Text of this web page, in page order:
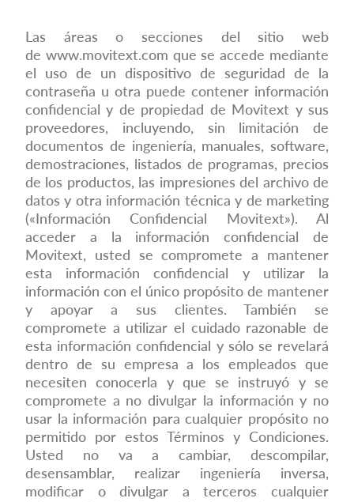
Las áreas o secciones del sitio web
de www.movitext.com que se accede mediante
el uso de un dispositivo de seguridad de la
contraseña u otra puede contener información
confidencial y de propiedad de Movitext y sus
proveedores, incluyendo, sin limitación de
documentos de ingeniería, manuales, software,
demostraciones, listados de programas, precios
de los productos, las impresiones del archivo de
datos y otra información técnica y de marketing
(«Información Confidencial Movitext»). Al
acceder a la información confidencial de
Movitext, usted se compromete a mantener
esta información confidencial y utilizar la
información con el único propósito de mantener
y apoyar a sus clientes. También se
compromete a utilizar el cuidado razonable de
esta información confidencial y sólo se revelará
dentro de su empresa a los empleados que
necesiten conocerla y que se instruyó y se
compromete a no divulgar la información y no
usar la información para cualquier propósito no
permitido por estos Términos y Condiciones.
Usted no va a cambiar, descompilar,
desensamblar, realizar ingeniería inversa,
modificar o divulgar a terceros cualquier